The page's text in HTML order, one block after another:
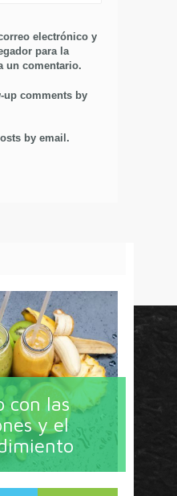
electrónico y
para la
un comentario.
up comments by
by email.
con las
y el
último en estrategias,
un enfoque en México
lo imprescindible
liderazgo, redes
Los contenidos
y dirigidos hacia
y especialistas en
de calidad. Estos